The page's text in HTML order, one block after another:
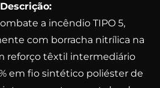
Descrição:
a incêndio TIPO 5,
com borracha nitrílica na
reforço têxtil intermediário
em fio sintético poliéster de